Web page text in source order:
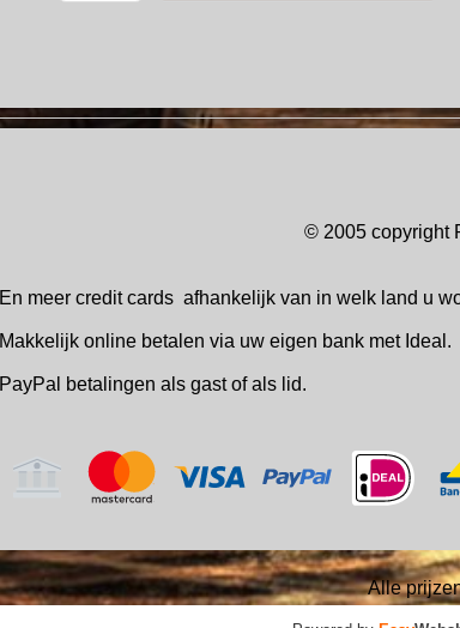
© 2005
En meer credit cards afhankelijk van in welk land u
Makkelijk online betalen via uw eigen bank met Ideal.
PayPal betalingen als gast of als lid.
Alle